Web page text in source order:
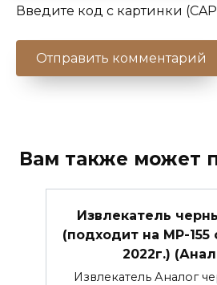
Введите код с картинки
Вам также может
Извлекатель
(подходит на МР-155
2022г.)
Извлекатель Аналог